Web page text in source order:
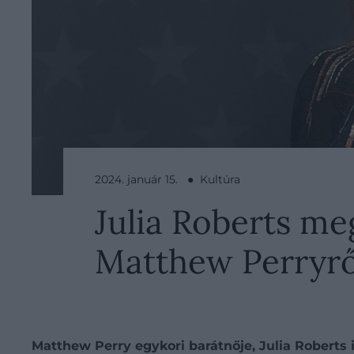
2024. január 15. ● Kultúra
Julia Roberts
Matthew
Matthew Perry egykori barátnője, Julia